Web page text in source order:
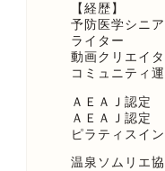
【経歴】
予防医学シニ
ライター
動画クリエイ
コミュニティ
ＡＥＡＪ認定
ＡＥＡＪ認定
ピラティスイ
温泉ソムリエ